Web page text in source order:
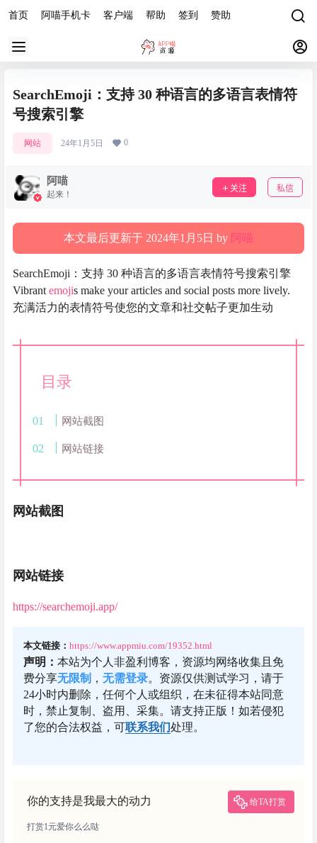
首页 阿喵手机卡 客户端 帮助 签到 赞助
SearchEmoji：支持 30 种语言的多语言表情符
号搜索引擎
网站 24年1月5日 0
阿喵
起来！
关注 私信
本文最后更新于 2024年1月5日 by 阿喵
SearchEmoji：支持 30 种语言的多语言表情符号搜索引擎
Vibrant emojis make your articles and social posts more lively.
充满活力的表情符号使您的文章和社交帖子更加生动
目录
网站截图
网站链接
网站截图
网站链接
https://searchemoji.app/
本文链接： https://www.appmiu.com/19352.html
声明： 本站为个人非盈利博客，资源均网络收集且免
费分享无限制 ， 无需登录。资源仅供测试学习，请于
24小时内删除，任何个人或组织，在未征得本站同意
时，禁止复制、盗用、采集。请支持正版！如若侵犯
了您的合法权益，可联系我们处理。
你的支持是我最大的动力 给TA打赏
打赏1元爱你么么哒